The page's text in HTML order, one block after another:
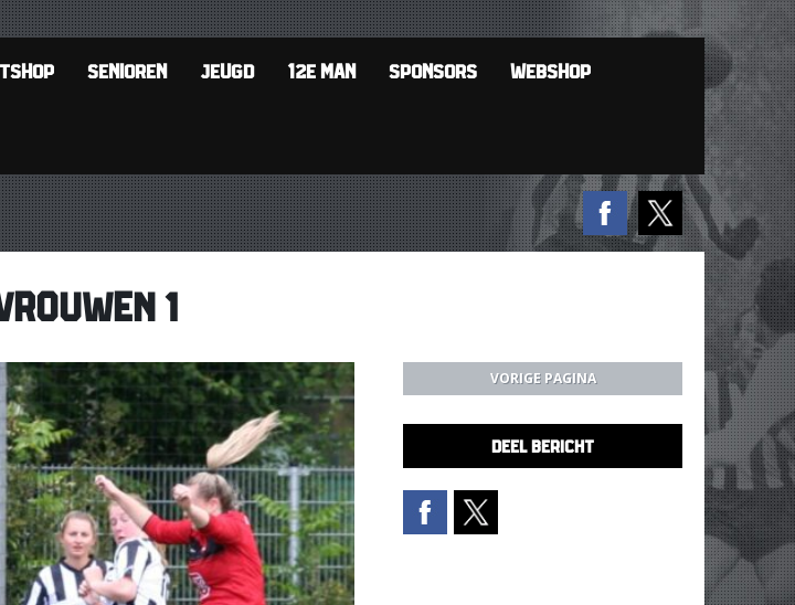
SENIOREN JEUGD 12E MAN SPONSORS WEBSHOP
1
VORIGE PAGINA
DEEL BERICHT